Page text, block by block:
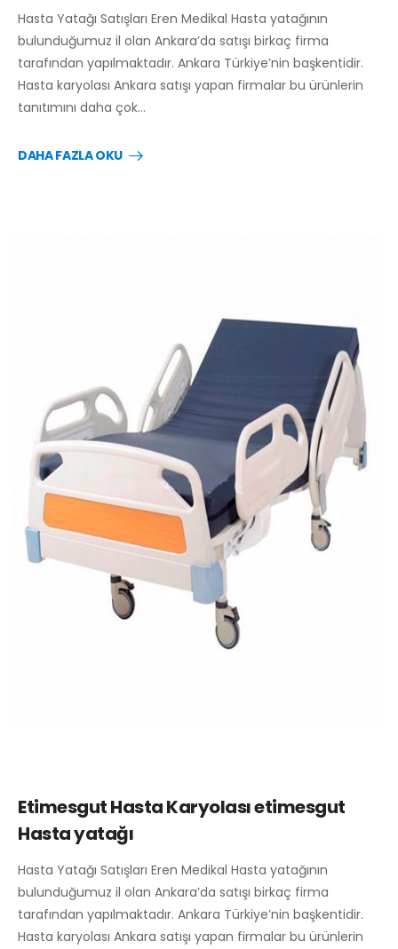
Hasta Yatağı Satışları Eren Medikal Hasta yatağının
bulunduğumuz il olan Ankara’da satışı birkaç firma
tarafından yapılmaktadır. Ankara Türkiye’nin başkentidir.
Hasta karyolası Ankara satışı yapan firmalar bu ürünlerin
tanıtımını daha çok…
DAHA FAZLA OKU
Etimesgut Hasta Karyolası etimesgut
Hasta yatağı
Hasta Yatağı Satışları Eren Medikal Hasta yatağının
bulunduğumuz il olan Ankara’da satışı birkaç firma
tarafından yapılmaktadır. Ankara Türkiye’nin başkentidir.
Hasta karyolası Ankara satışı yapan firmalar bu ürünlerin